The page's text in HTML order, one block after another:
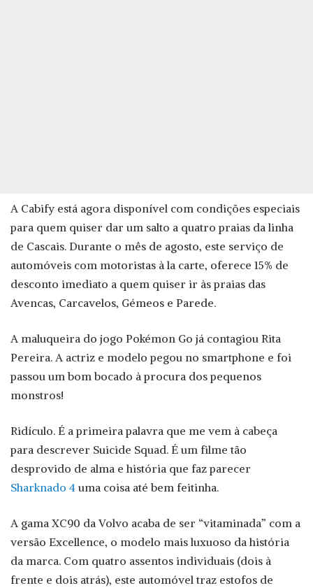
A Cabify está agora disponível com condições especiais
para quem quiser dar um salto a quatro praias da linha
de Cascais. Durante o mês de agosto, este serviço de
automóveis com motoristas à la carte, oferece 15% de
desconto imediato a quem quiser ir às praias das
Avencas, Carcavelos, Gémeos e Parede.
A maluqueira do jogo Pokémon Go já contagiou Rita
Pereira. A actriz e modelo pegou no smartphone e foi
passou um bom bocado à procura dos pequenos
monstros!
Ridículo. É a primeira palavra que me vem à cabeça
para descrever Suicide Squad. É um filme tão
desprovido de alma e história que faz parecer
Sharknado 4 uma coisa até bem feitinha.
A gama XC90 da Volvo acaba de ser “vitaminada” com a
versão Excellence, o modelo mais luxuoso da história
da marca. Com quatro assentos individuais (dois à
frente e dois atrás), este automóvel traz estofos de